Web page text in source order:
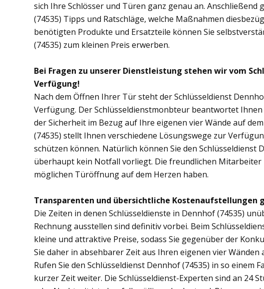
sich Ihre Schlösser und Türen ganz genau an.
(74535) Tipps und Ratschläge, welche Maßnahmen
benötigten Produkte und Ersatzteile können Sie
(74535) zum kleinen Preis erwerben.
Bei Fragen zu unserer Dienstleistung stehen wir vom
Verfügung!
Nach dem Öffnen Ihrer Tür steht der Schlüsseldienst
Verfügung. Der Schlüsseldienstmonbteur beantwortet
der Sicherheit im Bezug auf Ihre eigenen vier Wände auf
(74535) stellt Ihnen verschiedene Lösungswege zur
schützen können. Natürlich können Sie den Schlüsseldienst
überhaupt kein Notfall vorliegt. Die freundlichen Mitarbeiter
möglichen Türöffnung auf dem Herzen haben.
Transparenten und übersichtliche Kostenaufstellungen
Die Zeiten in denen Schlüsseldienste in Dennhof (74535)
Rechnung ausstellen sind definitiv vorbei. Beim
kleine und attraktive Preise, sodass Sie gegenüber der
Sie daher in absehbarer Zeit aus Ihren eigenen vier
Rufen Sie den Schlüsseldienst Dennhof (74535) in so einem
kurzer Zeit weiter. Die Schlüsseldienst-Experten sind an 24